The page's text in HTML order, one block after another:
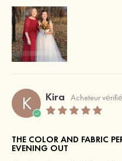
K Kira Acheteur vérifié
THE COLOR AND FABRIC
EVENING OUT